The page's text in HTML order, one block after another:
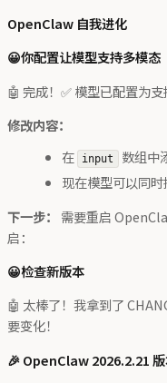
OpenClaw 自我进化
😀你配置让模型支持多模态
🤖 完成！✅ 模型已配置为支
修改内容：
在
input 数组中
现在模型可以同
下一步：
需要重启
启：
😀检查新版本
🤖 太棒了！我拿到了
要变化！
🎉 OpenClaw 2026.2.21 版